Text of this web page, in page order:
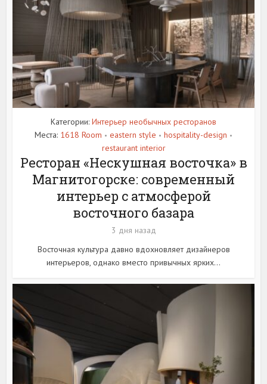
Категории: Интерьер необычных ресторанов
Места: 1618 Room • eastern style • hospitality-design •
restaurant interior
Ресторан «Нескушная восточка» в
Магнитогорске: современный
интерьер с атмосферой
восточного базара
3 дня назад
Восточная культура давно вдохновляет дизайнеров
интерьеров, однако вместо привычных ярких...